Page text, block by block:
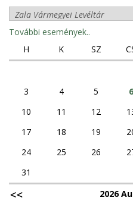
További események..
H
K SZ
3
4 5 6
10
11 12
17
18 19
24
25 26
31
2026